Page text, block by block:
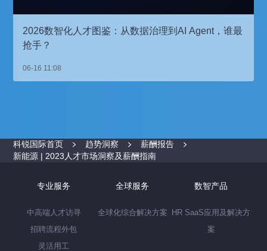
2026数智化人才图鉴：从数据治理到AI Agent，谁最
抢手？
06-16 11:08
科锐国际首页 趋势洞察
薪酬报告
新能源 | 2023人才市场洞察及薪酬指南
专业服务
中高端人才访寻
招聘流程外包
灵活用工
全球服务
全球化综合解决方案
数智产品
HR SaaS应用及解决方
案